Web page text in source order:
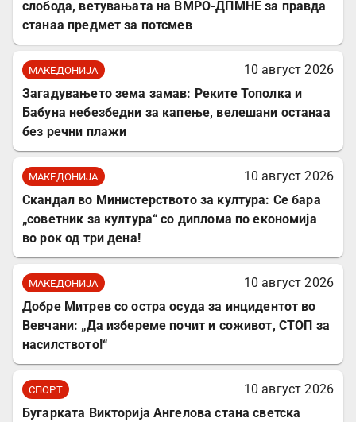
слобода, ветувањата на ВМРО-ДПМНЕ за правда
станаа предмет за потсмев
МАКЕДОНИЈА
10 август 2026
Загадувањето зема замав: Реките Тополка и
Бабуна небезбедни за капење, велешани останаа
без речни плажи
МАКЕДОНИЈА
10 август 2026
Скандал во Министерството за култура: Се бара
„советник за култура“ со диплома по економија
во рок од три дена!
МАКЕДОНИЈА
10 август 2026
Добре Митрев со остра осуда за инцидентот во
Вевчани: „Да избереме почит и соживот, СТОП за
насилството!“
СПОРТ
10 август 2026
Бугарката Викторија Ангелова стана светска